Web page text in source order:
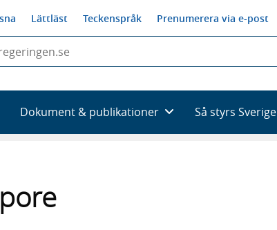
Lättläst Teckenspråk Prenumerera via e-post
Dokument & publikationer Så styrs Sverige